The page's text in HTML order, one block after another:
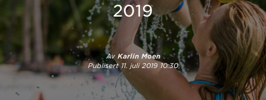
2019
Av Karlin Moen
Publisert 11. juli 2019 10:30